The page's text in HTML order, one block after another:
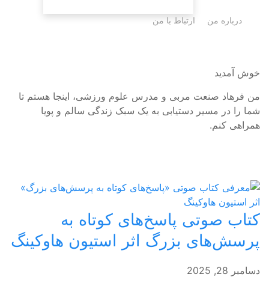
درباره من ارتباط با من
خوش آمدید
من فرهاد صنعت مربی و مدرس علوم ورزشی، اینجا هستم تا
شما را در مسیر دستیابی به یک سبک زندگی سالم و پویا
همراهی کنم.
کتاب صوتی پاسخ‌های کوتاه به
پرسش‌های بزرگ اثر استیون هاوکینگ
دسامبر 28, 2025